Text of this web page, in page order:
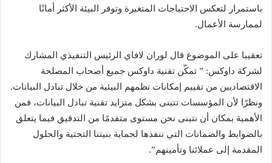
باستمرار لتعكس الاحتياجات المتغيرة وتوفر البيئة الأكثر أمانًا
لممارسة الأعمال.
تعقيبا على الموضوع قال لوران لافاي الرئيس التنفيذي المشارك
لشركة داوكس: ” تمكّن تقنية داوكس جميع أصحاب المصلحة
الاقتصاديين من تقييم إمكانات نظمهم البيئية من خلال تبادل البيانات.
ونظرًا لأن المؤسسات تتبنى بشكل متزايد تقنية تبادل البيانات، فمن
الأهمية بمكان أن نتبنى نحن مستوى متقدمًا من التدقيق فيما يتعلق
بالضوابط والضمانات التي ننفذها لحماية بنيتنا التحتية والحلول
المقدمة إلى عملائنا وتأمينهم”.